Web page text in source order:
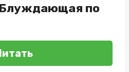
Блуждающая по